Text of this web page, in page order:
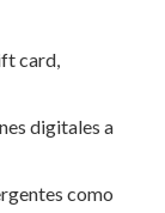
card,
digitales a
como